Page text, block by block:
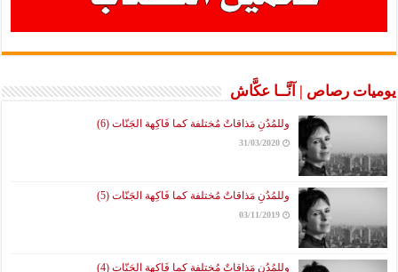
رصاص | آنَّــا عكَّاش
وللمُدُنِ مَذاقاتٌ مُختلفة كما فَاكِهة الجَنّات (6)
31/03/2020
وللمُدُنِ مَذاقاتٌ مُختلفة كما فَاكِهة الجَنّات (5)
03/11/2019
وللمُدُنِ مَذاقاتٌ مُختلفة كما فَاكِهة الجَنّات (4)